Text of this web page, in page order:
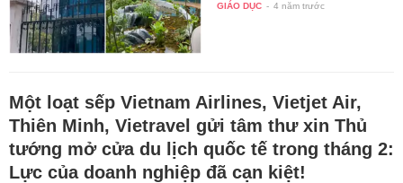
GIÁO DỤC - 4 năm trước
Một loạt sếp Vietnam Airlines, Vietjet Air,
Thiên Minh, Vietravel gửi tâm thư xin Thủ
tướng mở cửa du lịch quốc tế trong tháng 2:
Lực của doanh nghiệp đã cạn kiệt!